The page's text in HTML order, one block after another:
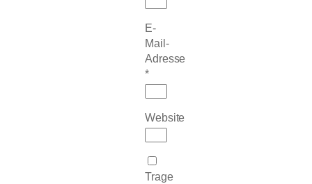
E-
Mail-
Adresse
*
Website
Trage